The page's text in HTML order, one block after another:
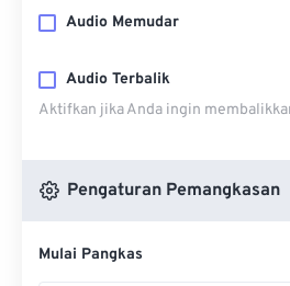
Audio Memudar
Audio Terbalik
Aktifkan jika Anda ingin
Pengaturan Pemangkasan
Mulai Pangkas